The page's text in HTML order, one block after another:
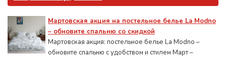
Мартовская акция на постельное белье La Modno
– обновите спальню со скидкой
Мартовская акция: постельное белье La Modno –
обновите спальню с удобством и стилем Март –